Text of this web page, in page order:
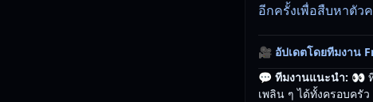
อีกครั้งเพื่อสืบหาตัว
🎥 อัปเดตโดยทีมงาน
💬 ทีมงานแนะนำ: 👀
เพลิน ๆ ได้ทั้งครอบครัว